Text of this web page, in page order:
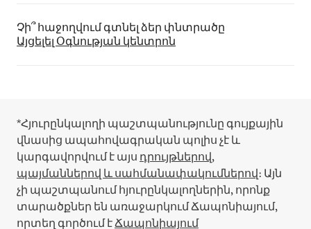
Չի՞ հաջողվում գտնել ձեր փնտրածը
Այցելել Օգնության կենտրոն
*Հյուրընկալողի պաշտպանությունը գույքային
վնասից ապահովագրական պոլիս չէ և
կարգավորվում է այս դրույթներով,
պայմաններով և սահմանափակումներով։ Այն
չի պաշտպանում հյուրընկալողներին, որոնք
տարածքներ են առաջարկում Ճապոնիայում,
որտեղ գործում էՃապոնիայում